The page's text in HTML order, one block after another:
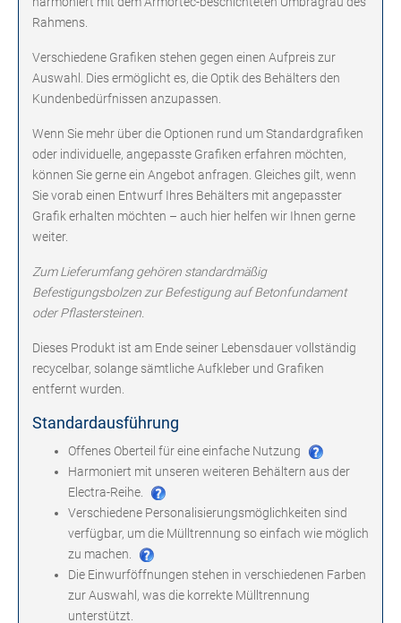
Rahmens.
Verschiedene Grafiken stehen gegen einen Aufpreis zur
Auswahl. Dies ermöglicht es, die Optik des Behälters den
Kundenbedürfnissen anzupassen.
Wenn Sie mehr über die Optionen rund um Standardgrafiken
oder individuelle, angepasste Grafiken erfahren möchten,
können Sie gerne ein Angebot anfragen. Gleiches gilt, wenn
Sie vorab einen Entwurf Ihres Behälters mit angepasster
Grafik erhalten möchten – auch hier helfen wir Ihnen gerne
weiter.
Zum Lieferumfang gehören standardmäßig
Befestigungsbolzen zur Befestigung auf Betonfundament
oder Pflastersteinen.
Dieses Produkt ist am Ende seiner Lebensdauer vollständig
recycelbar, solange sämtliche Aufkleber und Grafiken
entfernt wurden.
Standardausführung
Offenes Oberteil für eine einfache Nutzung
Harmoniert mit unseren weiteren Behältern aus der
Electra-Reihe.
Verschiedene Personalisierungsmöglichkeiten sind
verfügbar, um die Mülltrennung so einfach wie möglich
zu machen.
Die Einwurföffnungen stehen in verschiedenen Farben
zur Auswahl, was die korrekte Mülltrennung
unterstützt.